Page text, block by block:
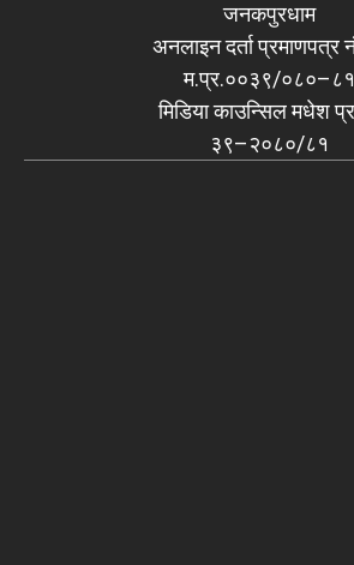
जनकपुरधाम
अनलाइन दर्ता
म.प्र.००३९/०८०–८१
मिडिया काउन्सिल मधेश
३९–२०८०/८१